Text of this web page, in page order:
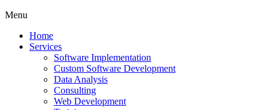
Menu
Home
Services
Software Implementation
Custom Software Development
Data Analysis
Consulting
Web Development